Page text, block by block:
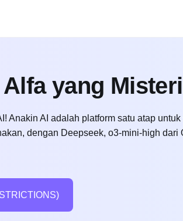
yang
Anakin AI adalah platform satu atap
dengan Deepseek, o3-mini-high dari